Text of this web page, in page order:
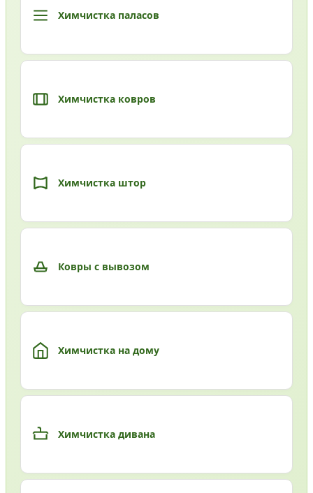
Химчистка паласов
Химчистка ковров
Химчистка штор
Ковры с вывозом
Химчистка на дому
Химчистка дивана